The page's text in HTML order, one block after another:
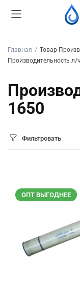
Главная
Товар
Производительность л/
1650
Фильтровать
ОПТ ВЫГОДНЕЕ